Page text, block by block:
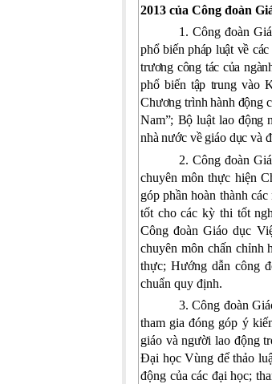
2013 của Công đoàn
1. Công đoàn
phổ biến pháp luật về
trương công tác của
phổ biến tập trung vào
Chương trình hành động
Nam”; Bộ luật lao động
nhà nước về giáo dục và
2. Công đoàn
chuyên môn thực hiện
góp phần hoàn thành
tốt cho các kỳ thi tốt
Công đoàn Giáo dục
chuyên môn chấn chỉnh
thực; Hướng dẫn công
chuẩn quy định.
3. Công đoàn
tham gia đóng góp ý
giáo và người lao động
Đại học Vùng để thảo
động của các đại học;